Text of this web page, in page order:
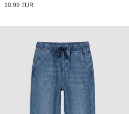
10.99 EUR